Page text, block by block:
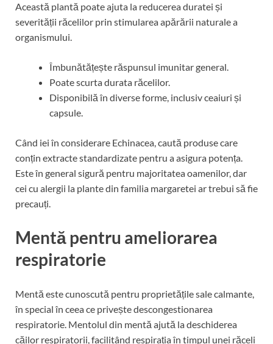
Această plantă poate ajuta la reducerea duratei și
severității răcelilor prin stimularea apărării naturale a
organismului.
Îmbunătățește răspunsul imunitar general.
Poate scurta durata răcelilor.
Disponibilă în diverse forme, inclusiv ceaiuri și
capsule.
Când iei în considerare Echinacea, caută produse care
conțin extracte standardizate pentru a asigura potența.
Este în general sigură pentru majoritatea oamenilor, dar
cei cu alergii la plante din familia margaretei ar trebui să fie
precauți.
Mentă pentru ameliorarea
respiratorie
Mentă este cunoscută pentru proprietățile sale calmante,
în special în ceea ce privește descongestionarea
respiratorie. Mentolul din mentă ajută la deschiderea
căilor respiratorii, facilitând respirația în timpul unei răceli